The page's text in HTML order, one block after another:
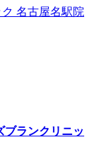
名古屋名駅院